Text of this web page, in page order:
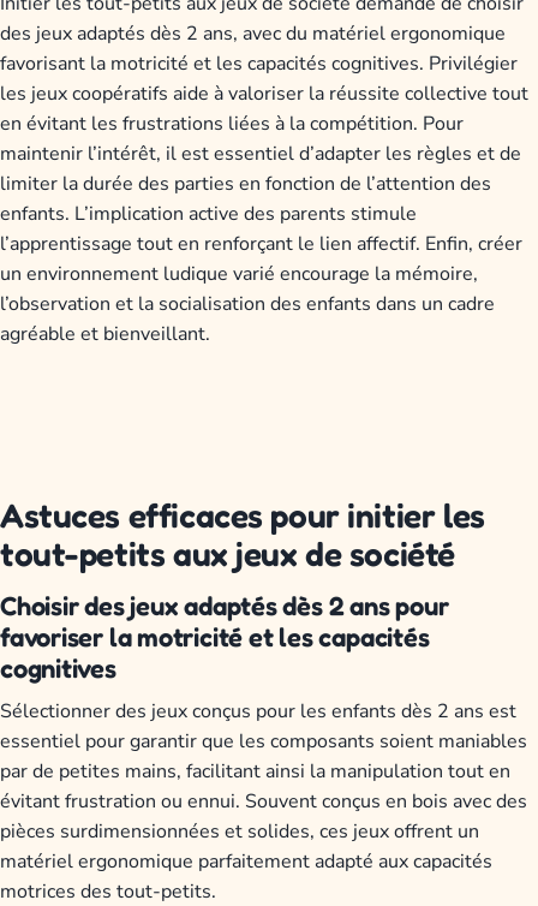
des jeux adaptés dès 2 ans, avec du matériel ergonomique
favorisant la motricité et les capacités cognitives. Privilégier
les jeux coopératifs aide à valoriser la réussite collective tout
en évitant les frustrations liées à la compétition. Pour
maintenir l’intérêt, il est essentiel d’adapter les règles et de
limiter la durée des parties en fonction de l’attention des
enfants. L’implication active des parents stimule
l’apprentissage tout en renforçant le lien affectif. Enfin, créer
un environnement ludique varié encourage la mémoire,
l’observation et la socialisation des enfants dans un cadre
agréable et bienveillant.
Astuces efficaces pour initier les
tout-petits aux jeux de société
Choisir des jeux adaptés dès 2 ans pour
favoriser la motricité et les capacités
cognitives
Sélectionner des jeux conçus pour les enfants dès 2 ans est
essentiel pour garantir que les composants soient maniables
par de petites mains, facilitant ainsi la manipulation tout en
évitant frustration ou ennui. Souvent conçus en bois avec des
pièces surdimensionnées et solides, ces jeux offrent un
matériel ergonomique parfaitement adapté aux capacités
motrices des tout-petits.